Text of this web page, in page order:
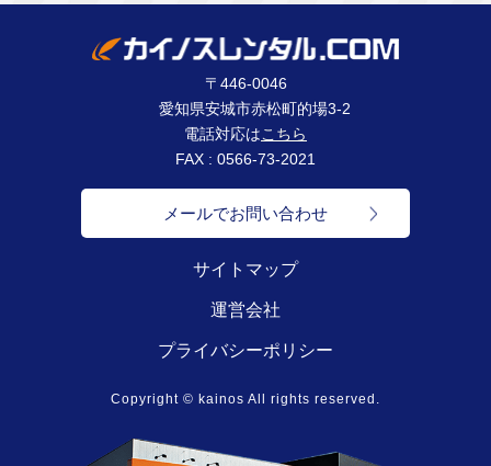
〒446-0046
愛知県安城市赤松町的場3-2
電話対応はこちら
FAX : 0566-73-2021
メールでお問い合わせ
サイトマップ
運営会社
プライバシーポリシー
Copyright © kainos All rights reserved.